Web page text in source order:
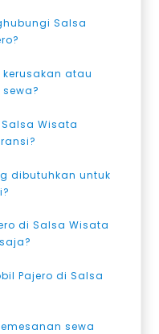
Salsa
atau
Wisata
dibutuhkan untuk
di Salsa Wisata
Pajero di Salsa
sewa